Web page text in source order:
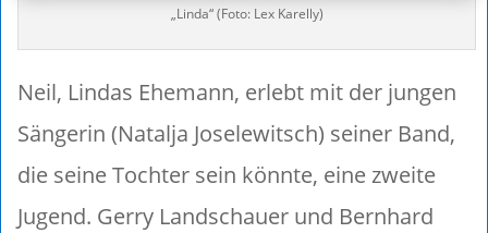
„Linda“ (Foto: Lex Karelly)
Neil, Lindas Ehemann, erlebt mit der jungen
Sängerin (Natalja Joselewitsch) seiner Band,
die seine Tochter sein könnte, eine zweite
Jugend. Gerry Landschauer und Bernhard